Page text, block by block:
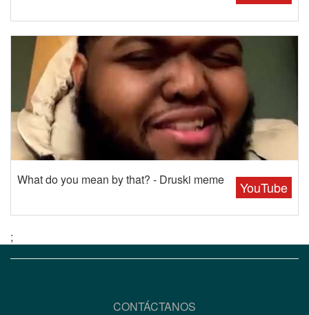
YouTube
What do you mean by that? - Druski meme
;
CONTÁCTANOS